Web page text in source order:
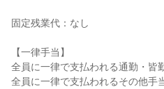
固定残業代：なし
【一律手当】
全員に一律で支払われる通勤・皆
全員に一律で支払われるその他手